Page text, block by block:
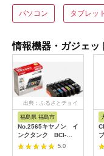
パソコン タブレッ
情報機器・ガジェッ
出典：ふるさとチョイ
福島県 福島市
No.2565キヤノン イ
ンクタンク BCI-
351XL＋350XL/6MP
5.0